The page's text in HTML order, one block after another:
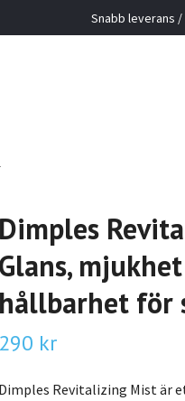
Snabb leverans
Dimples
Glans,
hållbarhet för
290 kr
Dimples Revitalizing Mist är